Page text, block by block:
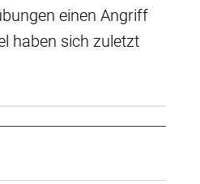
einen Angriff
haben sich zuletzt